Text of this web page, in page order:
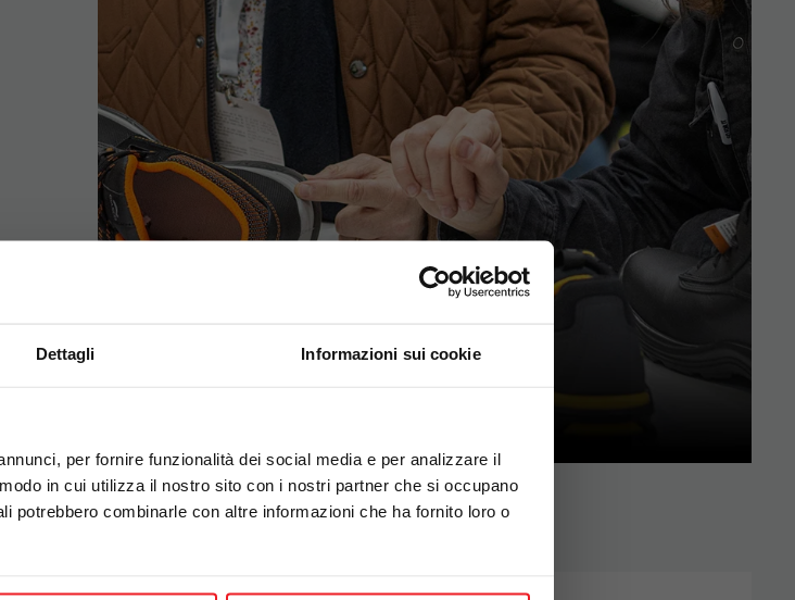
Dettagli Informazioni sui cookie
per fornire funzionalità dei social media e per analizzare il
in cui utilizza il nostro sito con i nostri partner che si occupano
potrebbero combinarle con altre informazioni che ha fornito loro o